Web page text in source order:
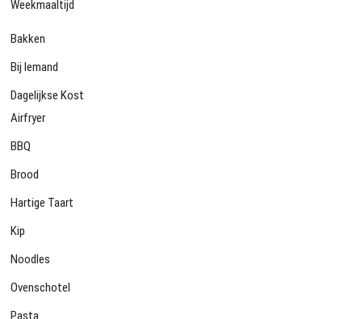
Weekmaaltijd
Bakken
Bij Iemand
Dagelijkse Kost
Airfryer
BBQ
Brood
Hartige Taart
Kip
Noodles
Ovenschotel
Pasta